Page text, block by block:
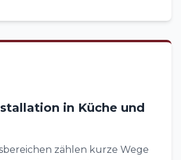
in Küche und
zählen kurze Wege